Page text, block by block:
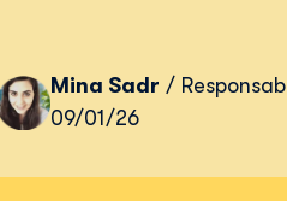
Mina Sadr /
09/01/26